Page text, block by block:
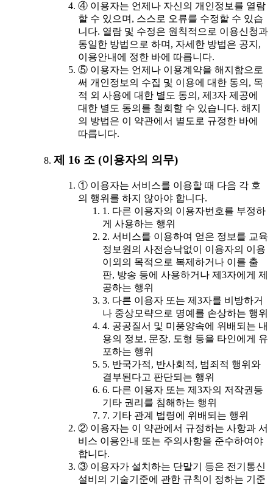
④ 이용자는 언제나 자신의 개인정보를 열람
할 수 있으며, 스스로 오류를 수정할 수 있습
니다. 열람 및 수정은 원칙적으로 이용신청과
동일한 방법으로 하며, 자세한 방법은 공지,
이용안내에 정한 바에 따릅니다.
⑤ 이용자는 언제나 이용계약을 해지함으로
써 개인정보의 수집 및 이용에 대한 동의, 목
적 외 사용에 대한 별도 동의, 제3자 제공에
대한 별도 동의를 철회할 수 있습니다. 해지
의 방법은 이 약관에서 별도로 규정한 바에
따릅니다.
제 16 조 (이용자의 의무)
① 이용자는 서비스를 이용할 때 다음 각 호
의 행위를 하지 않아야 합니다.
1. 다른 이용자의 이용자번호를 부정하
게 사용하는 행위
2. 서비스를 이용하여 얻은 정보를 교육
정보원의 사전승낙없이 이용자의 이용
이외의 목적으로 복제하거나 이를 출
판, 방송 등에 사용하거나 제3자에게 제
공하는 행위
3. 다른 이용자 또는 제3자를 비방하거
나 중상모략으로 명예를 손상하는 행위
4. 공공질서 및 미풍양속에 위배되는 내
용의 정보, 문장, 도형 등을 타인에게 유
포하는 행위
5. 반국가적, 반사회적, 범죄적 행위와
결부된다고 판단되는 행위
6. 다른 이용자 또는 제3자의 저작권등
기타 권리를 침해하는 행위
7. 기타 관계 법령에 위배되는 행위
② 이용자는 이 약관에서 규정하는 사항과 서
비스 이용안내 또는 주의사항을 준수하여야
합니다.
③ 이용자가 설치하는 단말기 등은 전기통신
설비의 기술기준에 관한 규칙이 정하는 기준